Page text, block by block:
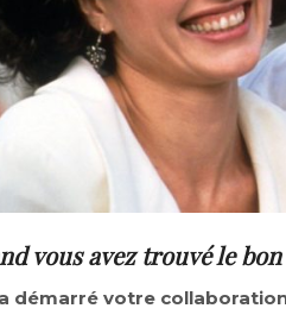
vous avez trouvé le
démarré votre